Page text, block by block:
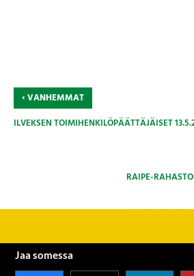
‹VANHEMMAT
ILVEKSEN TOIMIHENKILÖPÄÄTTÄJÄISET
RAIPE-
Jaa somessa